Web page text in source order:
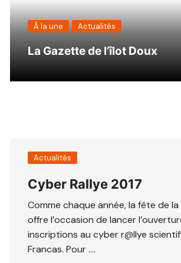
À la une Actualités
La Gazette de l’îlot Doux
Actualités
Cyber Rallye 2017
Comme chaque année, la fête de
offre l’occasion de lancer
inscriptions au cyber r@llye
Francas. Pour ….